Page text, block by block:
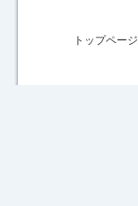
トップページ